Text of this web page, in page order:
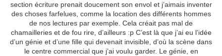
section écriture prenait doucement son envol et j’aimais inventer
des choses farfelues, comme la location des différents hommes
de nos lectures par exemple. Cela créait pas mal de
chamailleries et de fou rire, d’ailleurs :p C’est là que j’ai eu l’idée
d’un génie et d’une fille qui devenait invisible, d’où la scène dans
le centre commercial que j’ai voulu garder. Le génie, en